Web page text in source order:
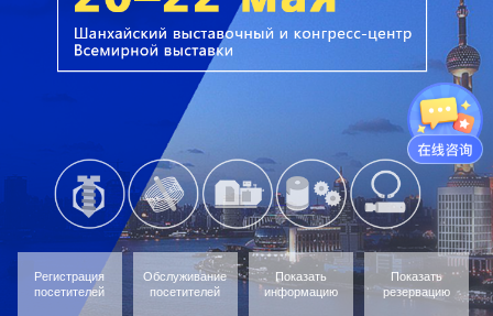
Регистрация
посетителей
Обслуживание
посетителей
Показать
информацию
Показать
резервацию